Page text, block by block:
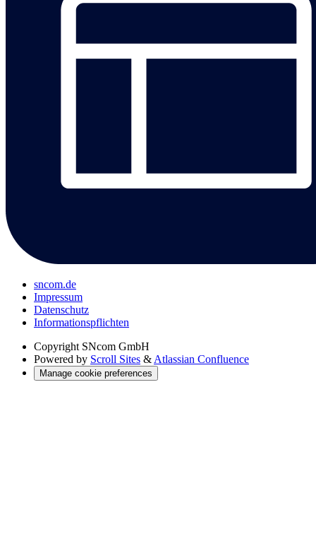
sncom.de
Impressum
Datenschutz
Informations­pflichten
Copyright SNcom GmbH
Powered by Scroll Sites & Atlassian Confluence
Manage cookie preferences